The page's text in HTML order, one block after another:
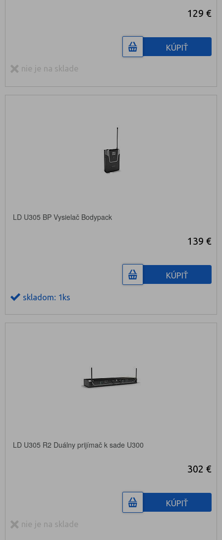
129 €
KÚPIŤ
nie je na sklade
LD U305 BP Vysielač Bodypack
139 €
KÚPIŤ
skladom: 1ks
LD U305 R2 Duálny prijímač k sade U300
302 €
KÚPIŤ
nie je na sklade